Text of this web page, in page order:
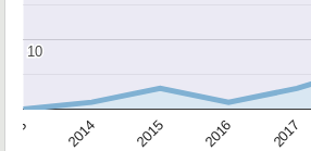
2014 2015 2016 2017
10
10